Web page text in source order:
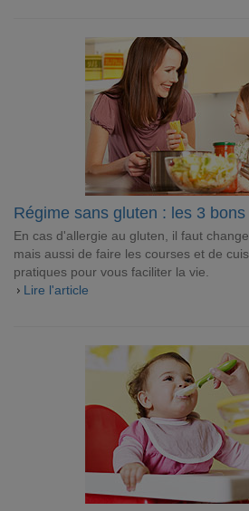
Régime sans gluten : les 3
En cas d'allergie au gluten, il faut
mais aussi de faire les courses et de
pratiques pour vous faciliter la vie.
Lire l'article